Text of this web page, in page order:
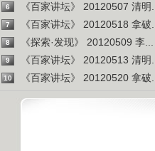
6 《百家讲坛》 20120507 清明...
7 《百家讲坛》 20120518 拿破...
8 《探索·发现》 20120509 李...
9 《百家讲坛》 20120513 清明...
10 《百家讲坛》 20120520 拿破...